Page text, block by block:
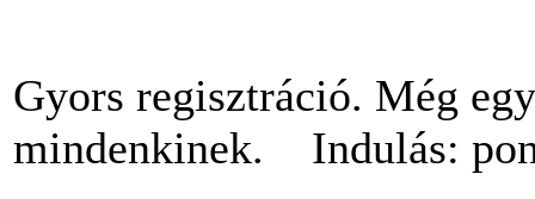
Gyors regisztráció. Még
mindenkinek. Indulás: